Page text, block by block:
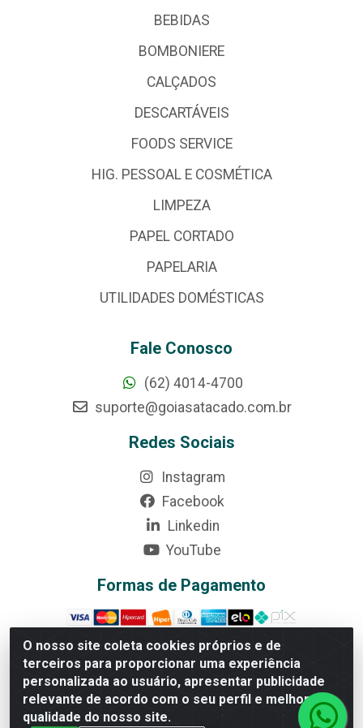
O nosso site coleta cookies próprios e de
terceiros para proporcionar uma experiência
personalizada ao usuário, apresentar publicidade
relevante de acordo com o seu perfil e melhorar a
qualidade do nosso site.
BEBIDAS
BOMBONIERE
CALÇADOS
DESCARTÁVEIS
FOODS SERVICE
HIG. PESSOAL E COSMÉTICA
LIMPEZA
PAPEL CORTADO
PAPELARIA
UTILIDADES DOMÉSTICAS
Fale Conosco
(62) 4014-4700
suporte@goiasatacado.com.br
Redes Sociais
Instagram
Facebook
Linkedin
YouTube
Formas de Pagamento
Rede Brasil - Avenida Universitária, nº 3860, Jardim das
Américas II Etapa - Anápolis/GO - CEP 75070-415 -
CNPJ 07.728.073/0002-24